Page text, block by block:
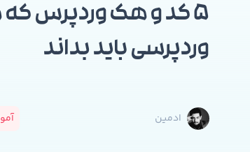
5 کد و هک وردپرس
وردپرسی باید بداند
ادمین